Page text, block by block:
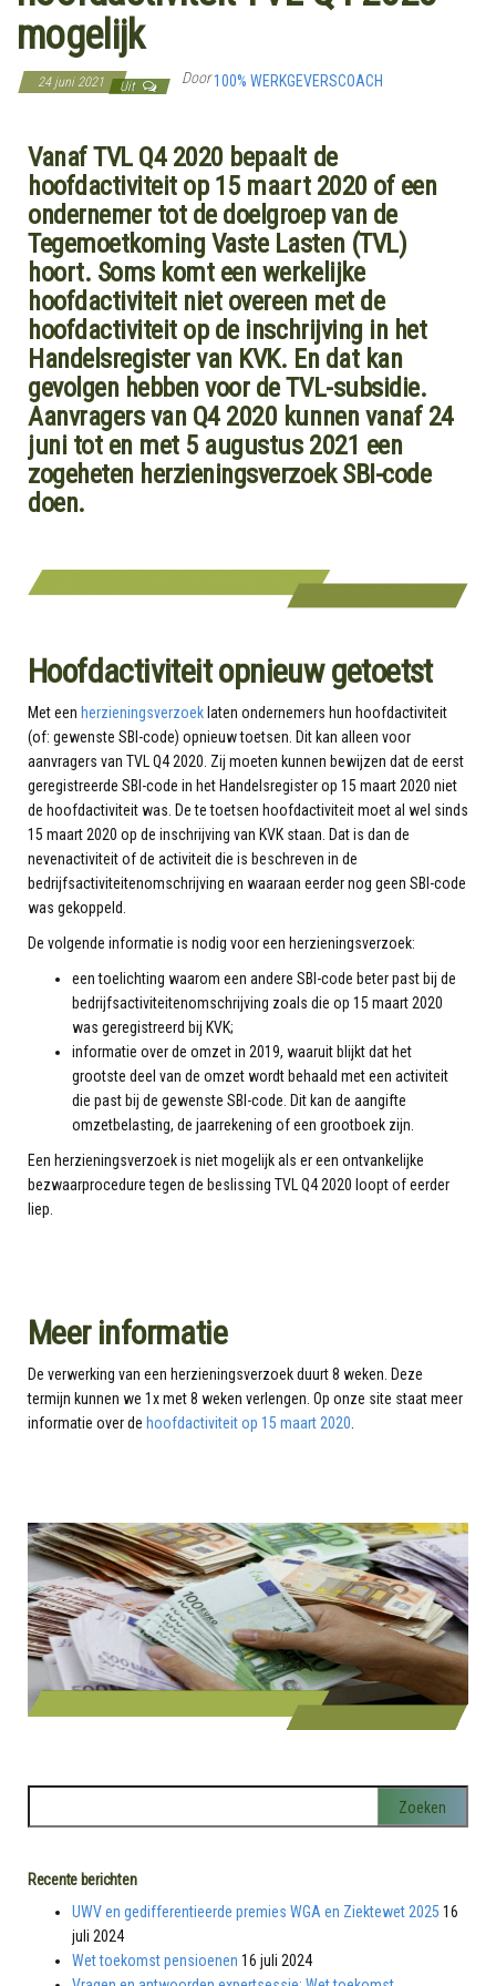
mogelijk
24 juni 2021 Uit Door100% WERKGEVERSCOACH
Vanaf TVL Q4 2020 bepaalt de
hoofdactiviteit op 15 maart 2020 of een
ondernemer tot de doelgroep van de
Tegemoetkoming Vaste Lasten (TVL)
hoort. Soms komt een werkelijke
hoofdactiviteit niet overeen met de
hoofdactiviteit op de inschrijving in het
Handelsregister van KVK. En dat kan
gevolgen hebben voor de TVL-subsidie.
Aanvragers van Q4 2020 kunnen vanaf 24
juni tot en met 5 augustus 2021 een
zogeheten herzieningsverzoek SBI-code
doen.
Hoofdactiviteit opnieuw getoetst
Met een herzieningsverzoek laten ondernemers hun hoofdactiviteit
(of: gewenste SBI-code) opnieuw toetsen. Dit kan alleen voor
aanvragers van TVL Q4 2020. Zij moeten kunnen bewijzen dat de eerst
geregistreerde SBI-code in het Handelsregister op 15 maart 2020 niet
de hoofdactiviteit was. De te toetsen hoofdactiviteit moet al wel sinds
15 maart 2020 op de inschrijving van KVK staan. Dat is dan de
nevenactiviteit of de activiteit die is beschreven in de
bedrijfsactiviteitenomschrijving en waaraan eerder nog geen SBI-code
was gekoppeld.
De volgende informatie is nodig voor een herzieningsverzoek:
een toelichting waarom een andere SBI-code beter past bij de
bedrijfsactiviteitenomschrijving zoals die op 15 maart 2020
was geregistreerd bij KVK;
informatie over de omzet in 2019, waaruit blijkt dat het
grootste deel van de omzet wordt behaald met een activiteit
die past bij de gewenste SBI-code. Dit kan de aangifte
omzetbelasting, de jaarrekening of een grootboek zijn.
Een herzieningsverzoek is niet mogelijk als er een ontvankelijke
bezwaarprocedure tegen de beslissing TVL Q4 2020 loopt of eerder
liep.
Meer informatie
De verwerking van een herzieningsverzoek duurt 8 weken. Deze
termijn kunnen we 1x met 8 weken verlengen. Op onze site staat meer
informatie over de hoofdactiviteit op 15 maart 2020
Recente berichten
UWV en gedifferentieerde premies WGA en Ziektewet 2025 16
juli 2024
Wet toekomst pensioenen 16 juli 2024